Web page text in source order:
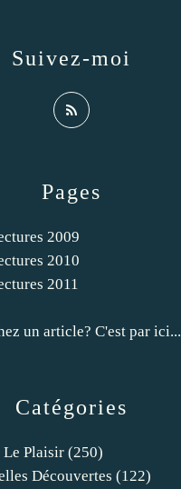
Catégories
Plaisir (250)
Découvertes (122)
Pages
2009
2010
2011
un article? C'est par ici...
Suivez-moi